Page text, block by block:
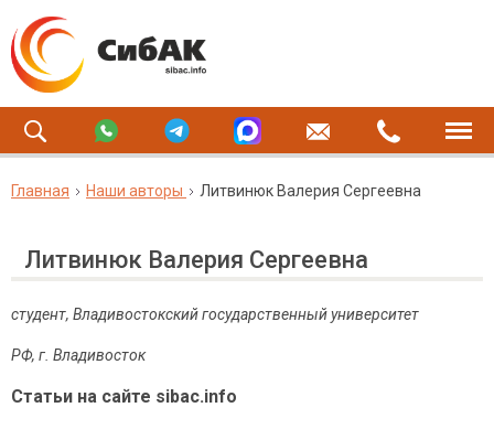
Главная Наши авторы Литвинюк Валерия Сергеевна
Литвинюк Валерия Сергеевна
студент, Владивостокский государственный университет
РФ, г. Владивосток
Статьи на сайте sibac.info